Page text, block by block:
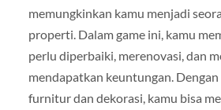
memungkinkan kamu menjadi
properti. Dalam game ini, kamu
perlu diperbaiki, merenovasi, dan
mendapatkan keuntungan.
furnitur dan dekorasi, kamu bisa